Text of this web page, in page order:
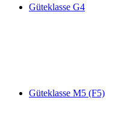
Güteklasse G4
Güteklasse M5 (F5)